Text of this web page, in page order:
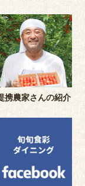
携農家さんの紹介